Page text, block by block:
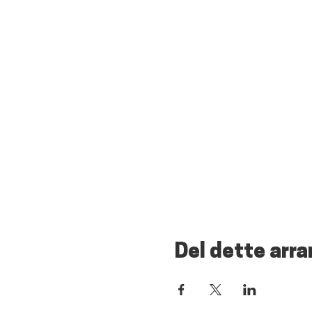
Del dette